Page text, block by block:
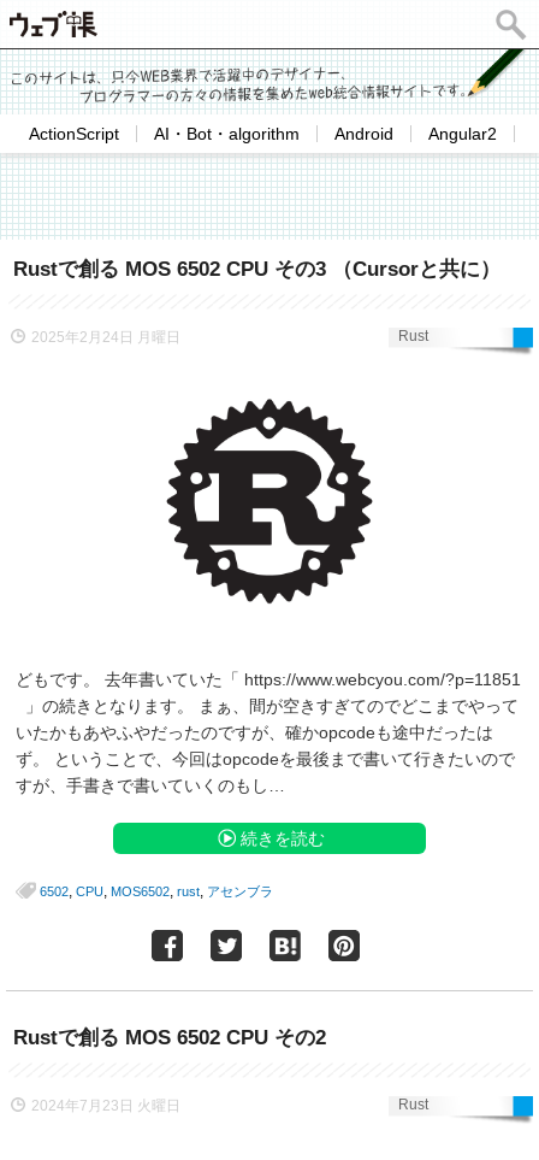
ActionScript AI・Bot・algorithm Android Angular2
Rustで創る MOS 6502 CPU その3 （Cursorと共に）
Rust
2025年2月24日 月曜日
どもです。 去年書いていた「 https://www.webcyou.com/?p=11851
」の続きとなります。 まぁ、間が空きすぎてのでどこまでやって
いたかもあやふやだったのですが、確かopcodeも途中だったは
ず。 ということで、今回はopcodeを最後まで書いて行きたいので
すが、手書きで書いていくのもし…
続きを読む
6502, CPU, MOS6502, rust, アセンブラ
Rustで創る MOS 6502 CPU その2
Rust
2024年7月23日 火曜日